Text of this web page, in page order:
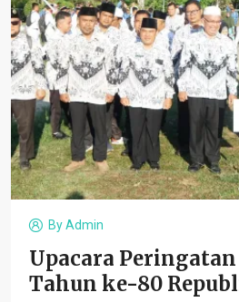
ByAdmin
Upacara
Tahun ke-80